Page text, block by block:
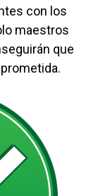
con los
maestros
que